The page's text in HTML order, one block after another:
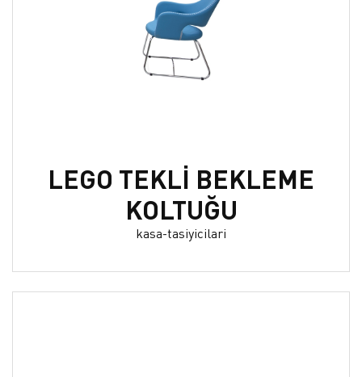
LEGO TEKLİ BEKLEME
KOLTUĞU
kasa-tasiyicilari